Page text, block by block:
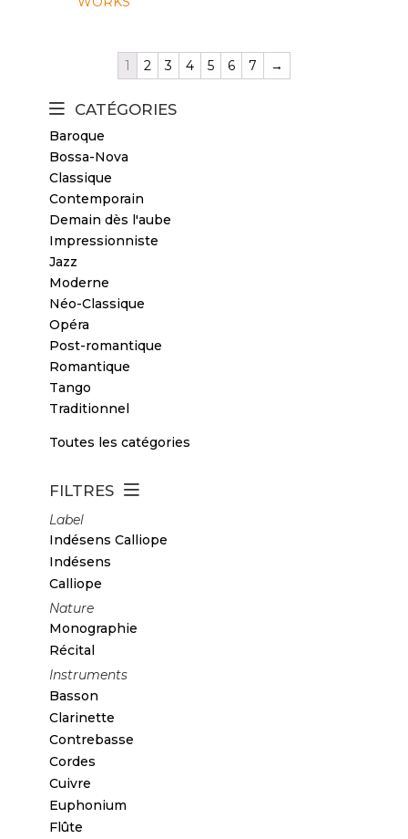
CATÉGORIES
Baroque
Bossa-Nova
Classique
Contemporain
Demain dès l'aube
Impressionniste
Jazz
Moderne
Néo-Classique
Opéra
Post-romantique
Romantique
Tango
Traditionnel
Toutes les catégories
1 2 3 4 5 6 7 →
FILTRES
Label
Indésens Calliope
Indésens
Calliope
Nature
Monographie
Récital
Instruments
Basson
Clarinette
Contrebasse
Cordes
Cuivre
Euphonium
Flûte